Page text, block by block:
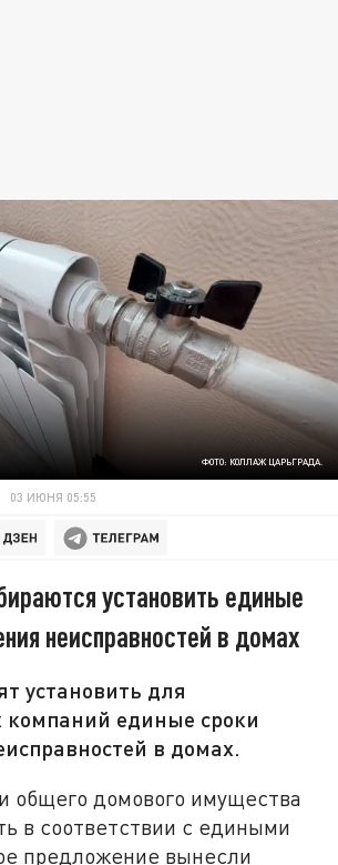
ФОТО: КОЛЛАЖ ЦАРЬГРАДА.
03 ИЮНЯ 05:55
установить единые
неисправностей в домах
установить для
единые сроки
в домах.
общего домового имущества
в соответствии с едиными
предложение вынесли